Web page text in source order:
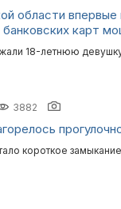
области
карт
18-летнюю
3882
короткое